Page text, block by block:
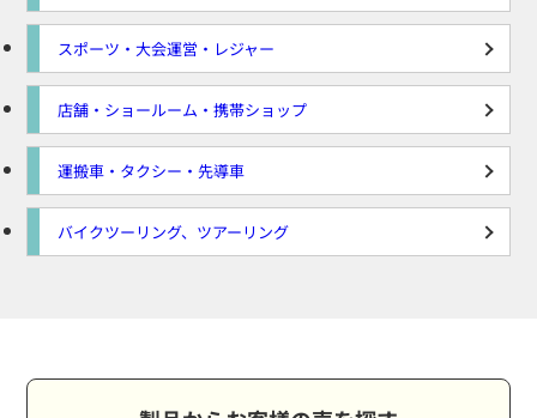
スポーツ・大会運営・レジャー
店舗・ショールーム・携帯ショップ
運搬車・タクシー・先導車
バイクツーリング、ツアーリング